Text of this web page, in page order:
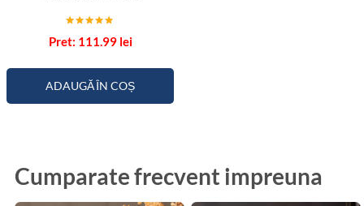
5.00
111.99 lei
ADAUGĂ ÎN COȘ
Cumparate frecvent impreuna